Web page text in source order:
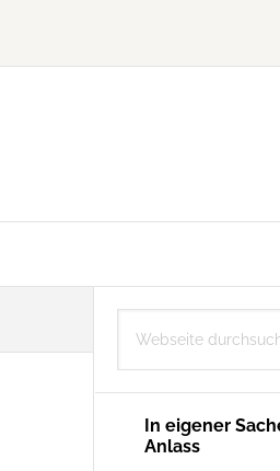
durchsuchen
In eigener
Anlass